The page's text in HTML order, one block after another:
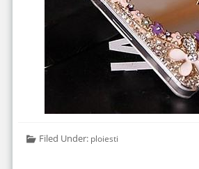
Filed Under: ploiesti